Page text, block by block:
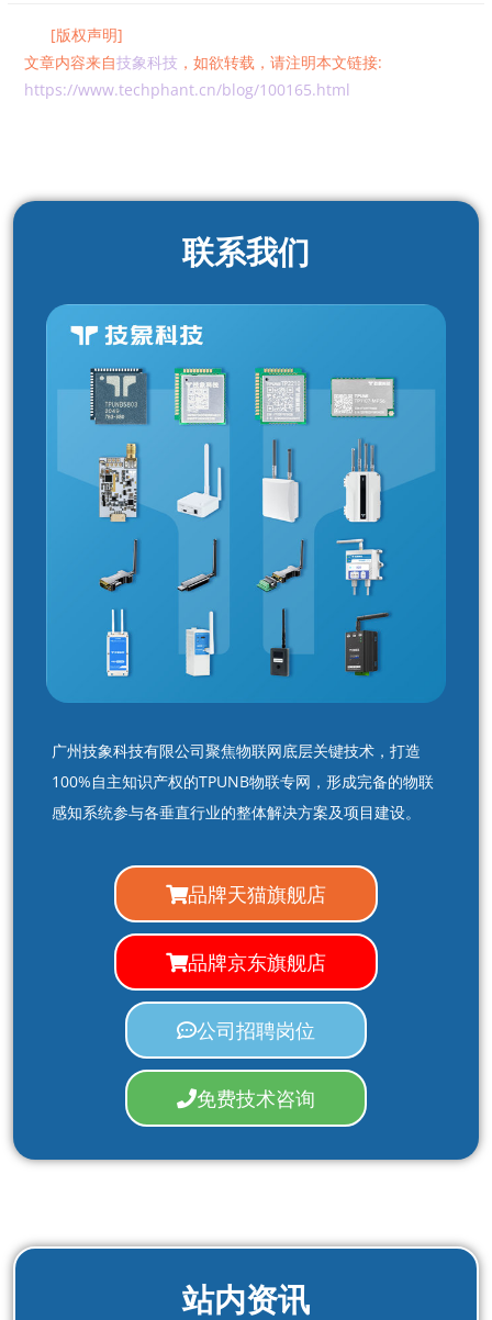
[版权声明]
文章内容来自技象科技 ，如欲转载，请注明本文链接:
https://www.techphant.cn/blog/100165.html
联系我们
广州技象科技有限公司聚焦物联网底层关键技术，打造
100%自主知识产权的TPUNB物联专网，形成完备的物联
感知系统参与各垂直行业的整体解决方案及项目建设。
品牌天猫旗舰店
品牌京东旗舰店
公司招聘岗位
免费技术咨询
站内资讯